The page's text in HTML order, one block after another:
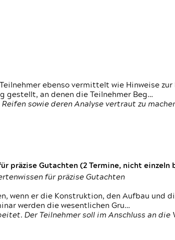
ebenso vermittelt wie Hinweise zur
gestellt, an denen die Teilnehmer Beg…
sowie deren Analyse vertraut zu
präzise Gutachten (2 Termine, nicht einzeln
für präzise Gutachten
wenn er die Konstruktion, den Aufbau und
werden die wesentlichen Gru…
Der Teilnehmer soll im Anschluss an